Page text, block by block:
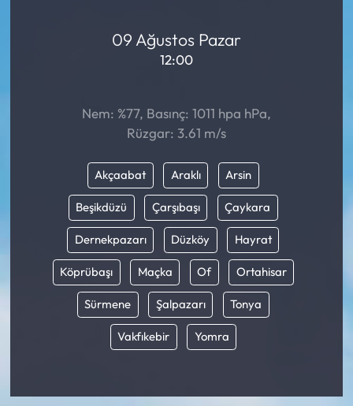
09 Ağustos Pazar
12:00
Nem: %77, Basınç: 1011 hpa hPa,
Rüzgar: 3.61 m/s
Akçaabat Araklı Arsin
Beşikdüzü Çarşıbaşı Çaykara
Dernekpazarı Düzköy Hayrat
Köprübaşı Maçka Of Ortahisar
Sürmene Şalpazarı Tonya
Vakfıkebir Yomra